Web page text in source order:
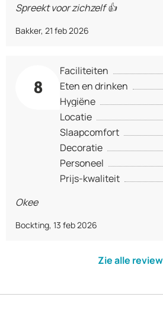
Spreekt voor zichzelf 👍
Bakker, 21 feb 2026
8
Faciliteiten
Eten en drinken
Hygiëne
Locatie
Slaapcomfort
Decoratie
Personeel
Prijs-kwaliteit
Okee
Bockting, 13 feb 2026
Zie alle